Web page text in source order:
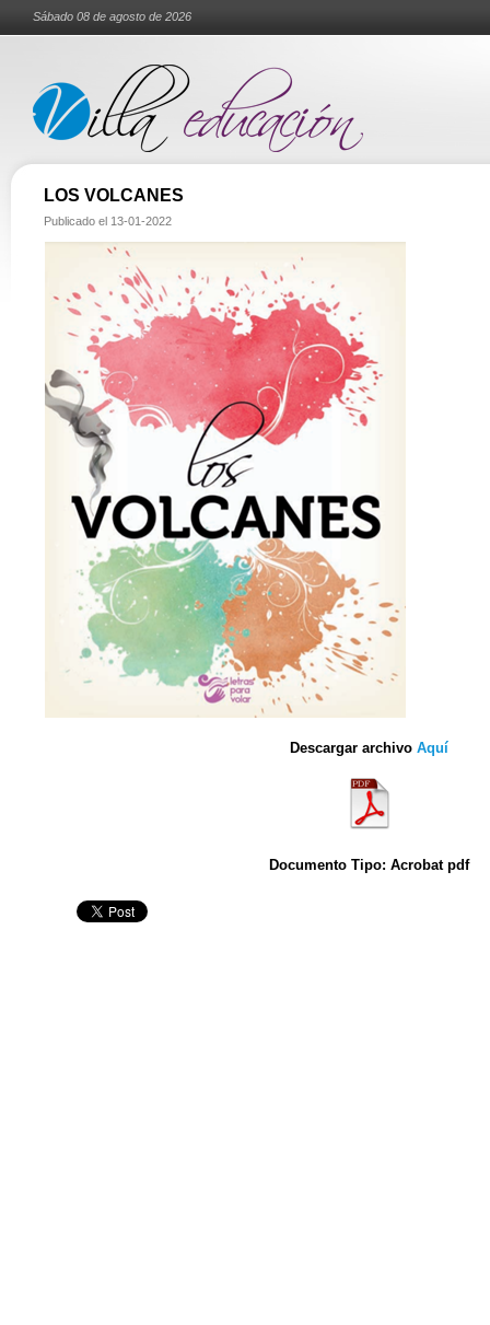
Sábado 08 de agosto de 2026
LOS VOLCANES
Publicado el 13-01-2022
Descargar archivo Aquí
Documento Tipo: Acrobat pdf